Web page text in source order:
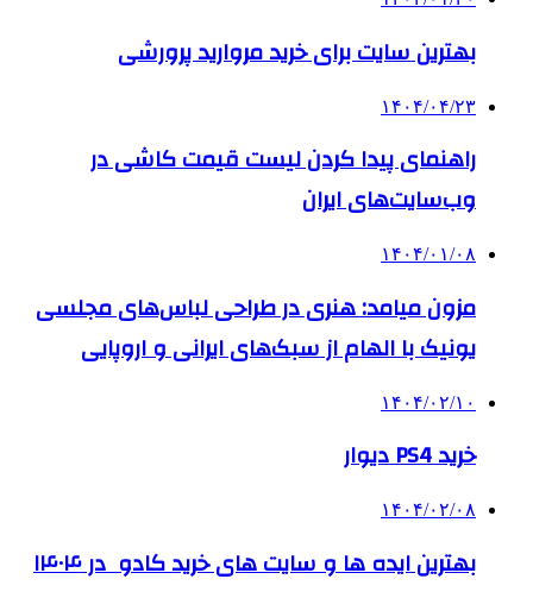
بهترین سایت برای خرید مروارید پرورشی
۱۴۰۴/۰۴/۲۳
راهنمای پیدا کردن لیست قیمت کاشی در
وب‌سایت‌های ایران
۱۴۰۴/۰۱/۰۸
مزون میامد: هنری در طراحی لباس‌های مجلسی
یونیک با الهام از سبک‌های ایرانی و اروپایی
۱۴۰۴/۰۲/۱۰
خرید PS4 دیوار
۱۴۰۴/۰۲/۰۸
بهترین ایده ها و سایت های خرید کادو در ۱۴۰۴